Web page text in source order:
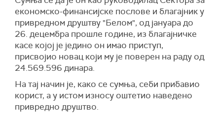
економско-финансијске послове и благајник у
привредном друштву "Белом", од јануара до
26. децембра прошле године, из благајничке
касе којој је једино он имао приступ,
присвојио новац који му је поверен на раду од
24.569.596 динара.
На тај начин је, како се сумња, себи прибавио
корист, а у истом износу оштетио наведено
привредно друштво.